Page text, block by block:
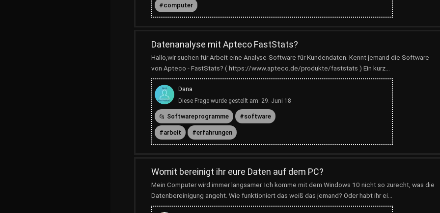
computer
Datenanalyse mit Apteco FastStats?
Hallo,wir suchen für Arbeit eine Analyse-Software für Kundendaten. Kennt jemand die Software
von Apteco - FastStats? ( https://www.apteco.de/produkte/faststats ) Ein kurz...
Dana
Diese Frage wurde gestellt am: 29. Juni 18
Softwareprogramme software
arbeit erfahrungen
Womit bereinigt ihr eure Daten auf dem PC?
Mein Computer wird immer langsamer. Ich komme mit dem Windows 10 nicht so zurecht, was die
Datenbereinigung angeht. Wie funktioniert das weiß das jemand? Oder habt ihr ei...